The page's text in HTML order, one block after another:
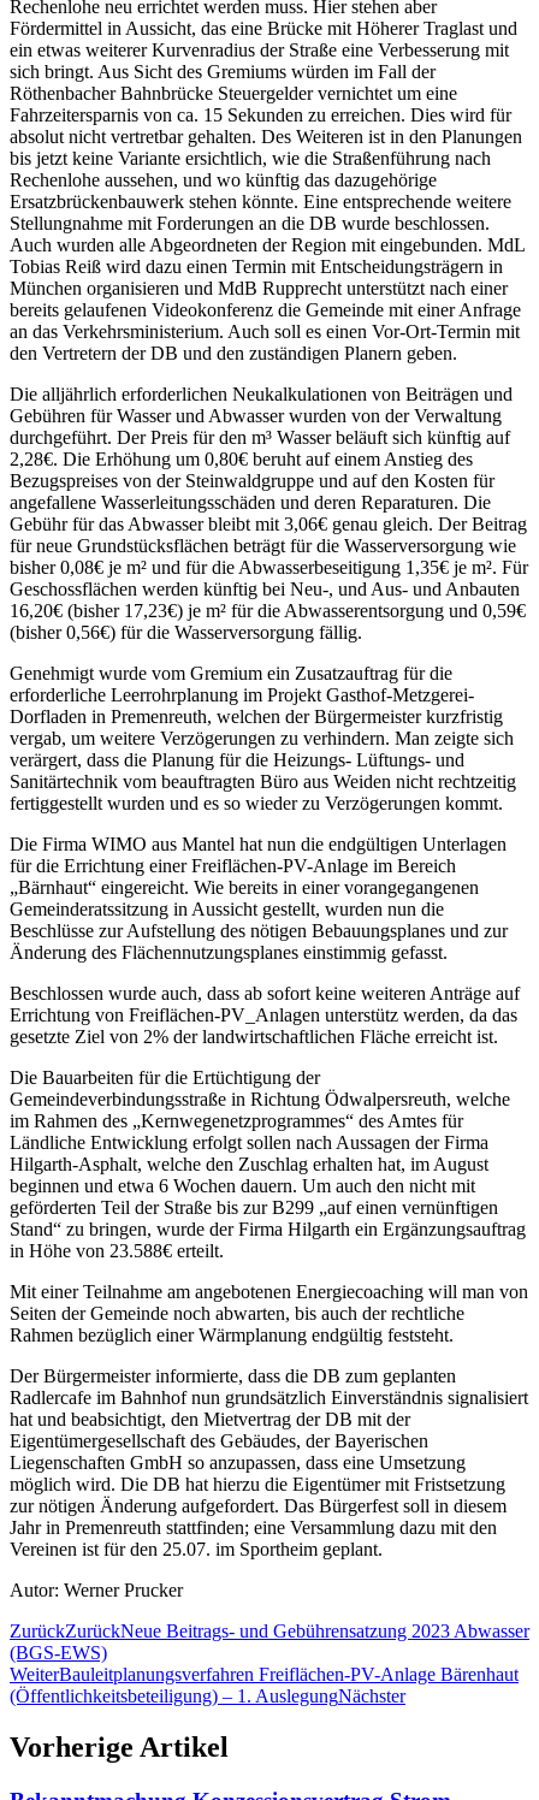
Rechenlohe neu errichtet werden muss. Hier stehen aber
Fördermittel in Aussicht, das eine Brücke mit Höherer Traglast und
ein etwas weiterer Kurvenradius der Straße eine Verbesserung mit
sich bringt. Aus Sicht des Gremiums würden im Fall der
Röthenbacher Bahnbrücke Steuergelder vernichtet um eine
Fahrzeitersparnis von ca. 15 Sekunden zu erreichen. Dies wird für
absolut nicht vertretbar gehalten. Des Weiteren ist in den Planungen
bis jetzt keine Variante ersichtlich, wie die Straßenführung nach
Rechenlohe aussehen, und wo künftig das dazugehörige
Ersatzbrückenbauwerk stehen könnte. Eine entsprechende weitere
Stellungnahme mit Forderungen an die DB wurde beschlossen.
Auch wurden alle Abgeordneten der Region mit eingebunden. MdL
Tobias Reiß wird dazu einen Termin mit Entscheidungsträgern in
München organisieren und MdB Rupprecht unterstützt nach einer
bereits gelaufenen Videokonferenz die Gemeinde mit einer Anfrage
an das Verkehrsministerium. Auch soll es einen Vor-Ort-Termin mit
den Vertretern der DB und den zuständigen Planern geben.
Die alljährlich erforderlichen Neukalkulationen von Beiträgen und
Gebühren für Wasser und Abwasser wurden von der Verwaltung
durchgeführt. Der Preis für den m³ Wasser beläuft sich künftig auf
2,28€. Die Erhöhung um 0,80€ beruht auf einem Anstieg des
Bezugspreises von der Steinwaldgruppe und auf den Kosten für
angefallene Wasserleitungsschäden und deren Reparaturen. Die
Gebühr für das Abwasser bleibt mit 3,06€ genau gleich. Der Beitrag
für neue Grundstücksflächen beträgt für die Wasserversorgung wie
bisher 0,08€ je m² und für die Abwasserbeseitigung 1,35€ je m². Für
Geschossflächen werden künftig bei Neu-, und Aus- und Anbauten
16,20€ (bisher 17,23€) je m² für die Abwasserentsorgung und 0,59€
(bisher 0,56€) für die Wasserversorgung fällig.
Genehmigt wurde vom Gremium ein Zusatzauftrag für die
erforderliche Leerrohrplanung im Projekt Gasthof-Metzgerei-
Dorfladen in Premenreuth, welchen der Bürgermeister kurzfristig
vergab, um weitere Verzögerungen zu verhindern. Man zeigte sich
verärgert, dass die Planung für die Heizungs- Lüftungs- und
Sanitärtechnik vom beauftragten Büro aus Weiden nicht rechtzeitig
fertiggestellt wurden und es so wieder zu Verzögerungen kommt.
Die Firma WIMO aus Mantel hat nun die endgültigen Unterlagen
für die Errichtung einer Freiflächen-PV-Anlage im Bereich
„Bärnhaut“ eingereicht. Wie bereits in einer vorangegangenen
Gemeinderatssitzung in Aussicht gestellt, wurden nun die
Beschlüsse zur Aufstellung des nötigen Bebauungsplanes und zur
Änderung des Flächennutzungsplanes einstimmig gefasst.
Beschlossen wurde auch, dass ab sofort keine weiteren Anträge auf
Errichtung von Freiflächen-PV_Anlagen unterstütz werden, da das
gesetzte Ziel von 2% der landwirtschaftlichen Fläche erreicht ist.
Die Bauarbeiten für die Ertüchtigung der
Gemeindeverbindungsstraße in Richtung Ödwalpersreuth, welche
im Rahmen des „Kernwegenetzprogrammes“ des Amtes für
Ländliche Entwicklung erfolgt sollen nach Aussagen der Firma
Hilgarth-Asphalt, welche den Zuschlag erhalten hat, im August
beginnen und etwa 6 Wochen dauern. Um auch den nicht mit
geförderten Teil der Straße bis zur B299 „auf einen vernünftigen
Stand“ zu bringen, wurde der Firma Hilgarth ein Ergänzungsauftrag
in Höhe von 23.588€ erteilt.
Mit einer Teilnahme am angebotenen Energiecoaching will man von
Seiten der Gemeinde noch abwarten, bis auch der rechtliche
Rahmen bezüglich einer Wärmplanung endgültig feststeht.
Der Bürgermeister informierte, dass die DB zum geplanten
Radlercafe im Bahnhof nun grundsätzlich Einverständnis signalisiert
hat und beabsichtigt, den Mietvertrag der DB mit der
Eigentümergesellschaft des Gebäudes, der Bayerischen
Liegenschaften GmbH so anzupassen, dass eine Umsetzung
möglich wird. Die DB hat hierzu die Eigentümer mit Fristsetzung
zur nötigen Änderung aufgefordert. Das Bürgerfest soll in diesem
Jahr in Premenreuth stattfinden; eine Versammlung dazu mit den
Vereinen ist für den 25.07. im Sportheim geplant.
Autor: Werner Prucker
ZurückZurückNeue Beitrags- und Gebührensatzung 2023 Abwasser
(BGS-EWS)
WeiterBauleitplanungsverfahren Freiflächen-PV-Anlage Bärenhaut
(Öffentlichkeitsbeteiligung) – 1. AuslegungNächster
Vorherige Artikel